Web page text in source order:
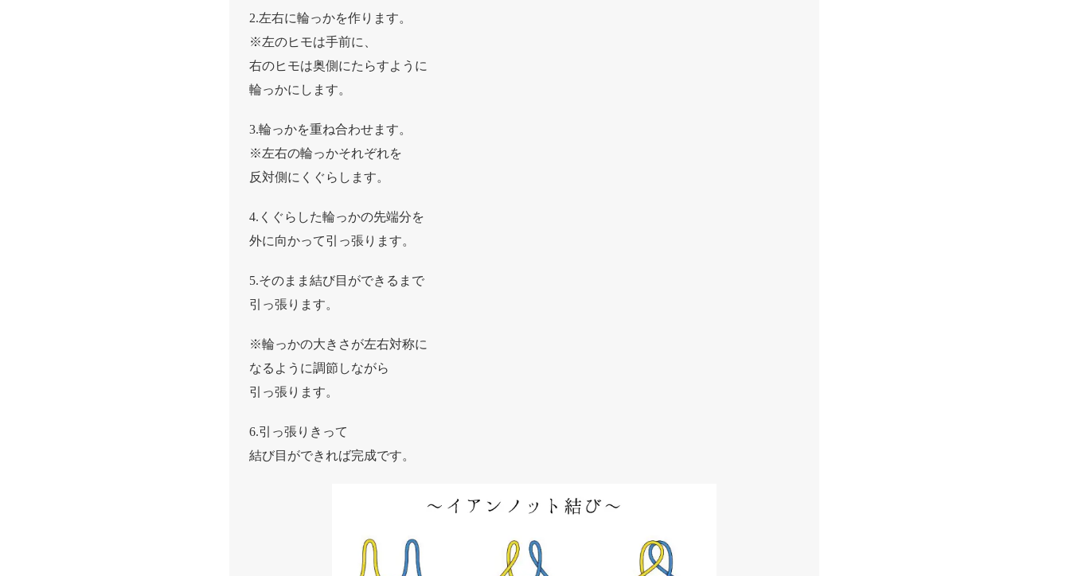
2.左右に輪っかを作ります。
※左のヒモは手前に、
右のヒモは奥側にたらすように
輪っかにします。
3.輪っかを重ね合わせます。
※左右の輪っかそれぞれを
反対側にくぐらします。
4.くぐらした輪っかの先端分を
外に向かって引っ張ります。
5.そのまま結び目ができるまで
引っ張ります。
※輪っかの大きさが左右対称に
なるように調節しながら
引っ張ります。
6.引っ張りきって
結び目ができれば完成です。